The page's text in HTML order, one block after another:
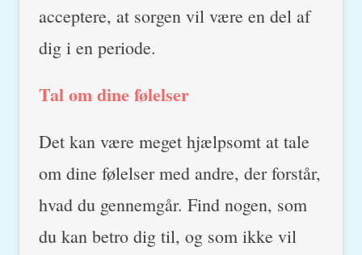
acceptere, at sorgen vil være en del af
dig i en periode.
Tal om dine følelser
Det kan være meget hjælpsomt at tale
om dine følelser med andre, der forstår,
hvad du gennemgår. Find nogen, som
du kan betro dig til, og som ikke vil